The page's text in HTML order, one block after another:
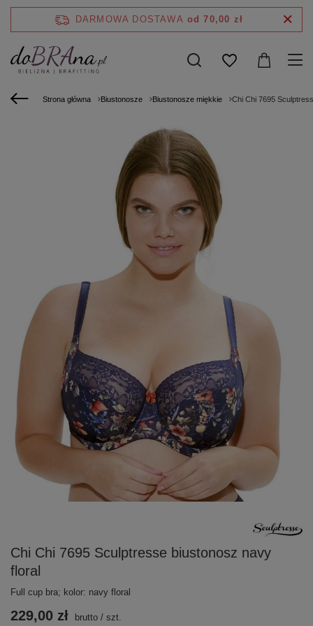
DARMOWA DOSTAWA od 70,00 zł
Strona główna Biustonosze Biustonosze miękkie Chi Chi 7695
Chi Chi 7695 Sculptresse biustonosz navy
floral
Full cup bra; kolor: navy floral
229,00 zł brutto / szt.